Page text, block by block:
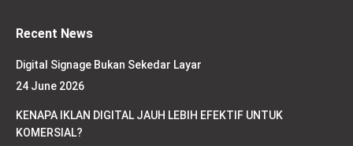
Recent News
Digital Signage Bukan Sekedar Layar
24 June 2026
KENAPA IKLAN DIGITAL JAUH LEBIH EFEKTIF UNTUK
KOMERSIAL?